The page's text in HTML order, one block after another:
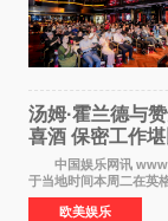
汤姆·霍兰德与
喜酒 保密工作
中国娱乐网讯 www
于当地时间本周二在英
顿）举办婚宴，邀请家
欧美娱乐